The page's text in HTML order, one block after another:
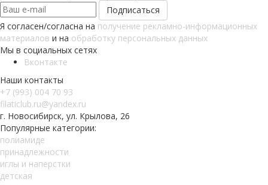
Я согласен/согласна на получение рекламно-информационных
материалов и на обработку персональных данных
Мы в социальных сетях
Вконтакте
Наши контакты
+7 (993) 004 70 93
filaticlub.ru@yandex.ru
г. Новосибирск, ул. Крылова, 26
Популярные категории:
полиамиде
принадлежности
иглы и наперстки
детская